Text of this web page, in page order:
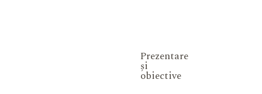
Prezentare
și
obiective